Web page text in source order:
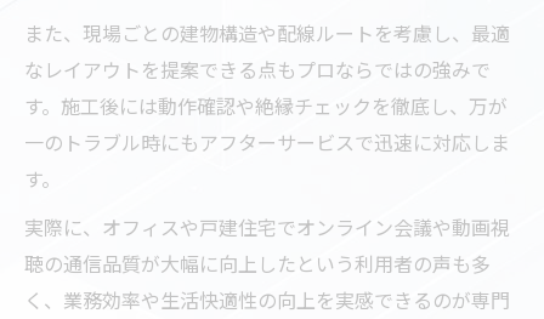
また、現場ごとの建物構造や配線ルートを考慮し、最適
なレイアウトを提案できる点もプロならではの強みで
す。施工後には動作確認や絶縁チェックを徹底し、万が
一のトラブル時にもアフターサービスで迅速に対応しま
す。
実際に、オフィスや戸建住宅でオンライン会議や動画視
聴の通信品質が大幅に向上したという利用者の声も多
く、業務効率や生活快適性の向上を実感できるのが専門